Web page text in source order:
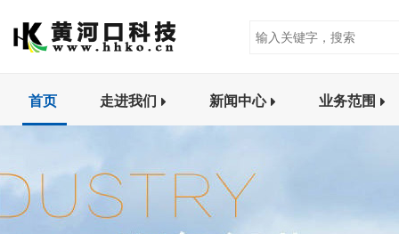
首页 走进我们 新闻中心 业务范围